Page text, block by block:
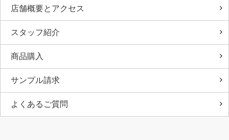
店舗概要とアクセス
スタッフ紹介
商品購入
サンプル請求
よくあるご質問